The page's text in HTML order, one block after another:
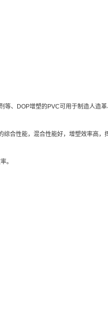
、DOP增塑的PVC可用于制造人造革
合性能，混合性能好，增塑效率高，
。